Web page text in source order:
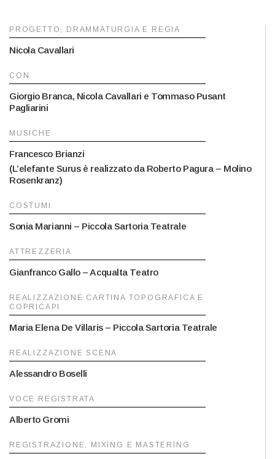
PROGETTO, DRAMMATURGIA E REGIA
Nicola Cavallari
CON
Giorgio Branca, Nicola Cavallari e Tommaso Pusant
Pagliarini
MUSICHE
Francesco Brianzi
(L’elefante Surus è realizzato da Roberto Pagura – Molino
Rosenkranz)
COSTUMI
Sonia Marianni – Piccola Sartoria Teatrale
ATTREZZERIA
Gianfranco Gallo – Acqualta Teatro
REALIZZAZIONE CARTINA TOPOGRAFICA E
COPRICAPI
Maria Elena De Villaris – Piccola Sartoria Teatrale
REALIZZAZIONE SCENA
Alessandro Boselli
VOCE REGISTRATA
Alberto Gromi
REGISTRAZIONE, MIXING E MASTERING